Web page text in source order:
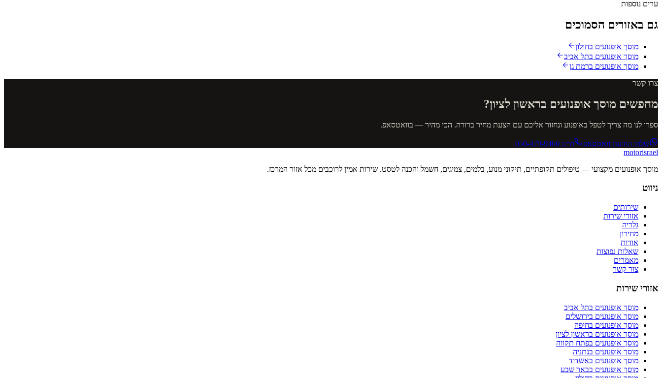
ערים נוספות
גם באזורים הסמוכים
מוסך אופנועים בחולון
מוסך אופנועים בתל אביב
מוסך אופנועים ברמת גן
צרו קשר
מחפשים מוסך אופנועים בראשון לציון?
ספרו לנו מה צריך לטפל באופנוע ונחזור אליכם עם הצעת מחיר ברורה. הכי מהיר — בוואטסאפ.
שלחו הודעת וואטסאפ חייגו 050-479-9460
motorisrael
מוסך אופנועים מקצועי — טיפולים תקופתיים, תיקוני מנוע, בלמים, צמיגים, חשמל והכנה לטסט. שירות אמין לרוכבים מכל אזור המרכז.
ניווט
שירותים
אזורי שירות
גלריה
מחירון
אודות
שאלות נפוצות
מאמרים
צור קשר
אזורי שירות
מוסך אופנועים בתל אביב
מוסך אופנועים בירושלים
מוסך אופנועים בחיפה
מוסך אופנועים בראשון לציון
מוסך אופנועים בפתח תקווה
מוסך אופנועים בנתניה
מוסך אופנועים באשדוד
מוסך אופנועים בבאר שבע